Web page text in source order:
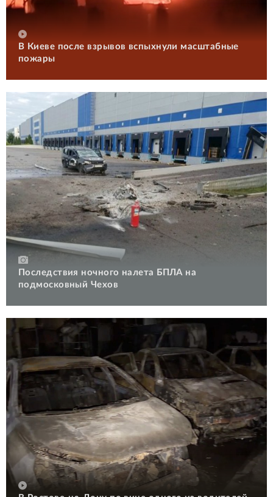
В Киеве после взрывов вспыхнули масштабные
пожары
Последствия ночного налета БПЛА на
подмосковный Чехов